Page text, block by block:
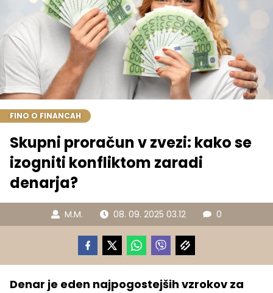
FINO O FINANCAH
Skupni proračun v zvezi: kako se
izogniti konfliktom zaradi
denarja?
M.M. 08. 09. 2025 03.12 0
Denar je eden najpogostejših vzrokov za